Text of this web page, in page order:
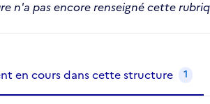
n'a pas encore renseigné cette
de la structure
en cours dans cette structure 1